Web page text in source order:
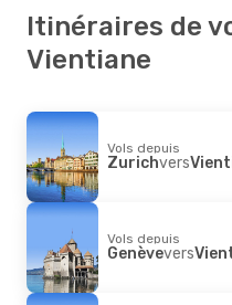
Itinéraires de
Vientiane
Vols depuis
Zurichvers
Vols depuis
Genèvevers